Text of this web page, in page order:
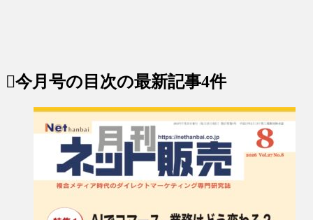
今月号の目次の最新記事4件